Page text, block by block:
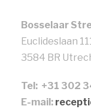
Bosselaar
Euclideslaan
3584 BR
Tel: +31 302
E-mail: